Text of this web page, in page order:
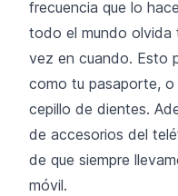
frecuencia que lo
todo el mundo olvida
vez en cuando. Esto
como tu pasaporte,
cepillo de dientes.
de accesorios del
de que siempre
móvil.